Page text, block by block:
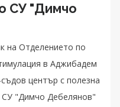
СУ "Димчо
на Отделението по
в Аджибадем
център с полезна
СУ "Димчо Дебелянов"